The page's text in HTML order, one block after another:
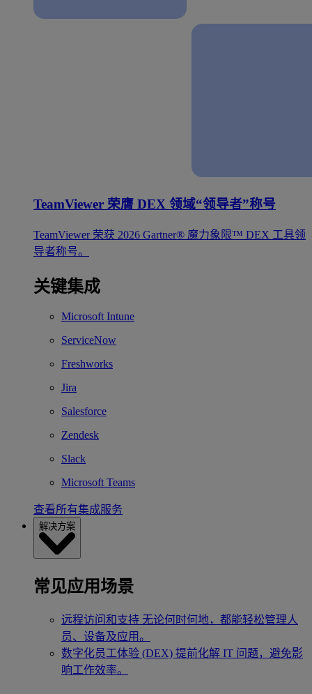
TeamViewer 荣膺 DEX 领域“领导者”称号
TeamViewer 荣获 2026 Gartner® 魔力象限™ DEX 工具领
导者称号。
关键集成
Microsoft Intune
ServiceNow
Freshworks
Jira
Salesforce
Zendesk
Slack
Microsoft Teams
查看所有集成服务
解决方案
常见应用场景
远程访问和支持 无论何时何地，都能轻松管理人
员、设备及应用。
数字化员工体验 (DEX) 提前化解 IT 问题，避免影
响工作效率。